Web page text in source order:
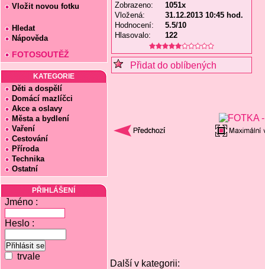
Vložit novou fotku
Hledat
Nápověda
FOTOSOUTĚŽ
KATEGORIE
Děti a dospělí
Domácí mazlíčci
Akce a oslavy
Města a bydlení
Vaření
Cestování
Příroda
Technika
Ostatní
PŘIHLÁŠENÍ
Jméno :
Heslo :
trvale
Zobrazeno:
1051x
Vložená:
31.12.2013 10:45 hod.
Hodnocení:
5.5/10
Hlasovalo:
122
Přidat do oblíbených
Další v kategorii: